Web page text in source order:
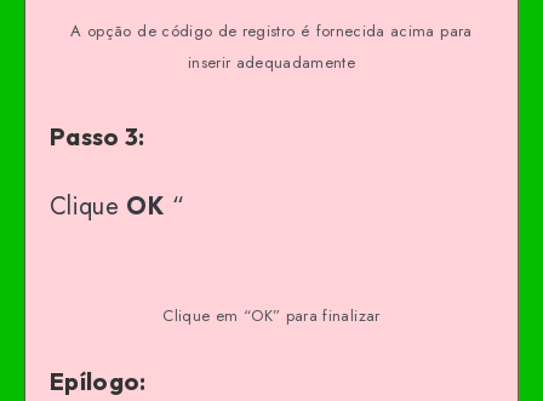
A opção de código de registro é fornecida acima para
inserir adequadamente
Passo 3:
Clique OK “
Clique em “OK” para finalizar
Epílogo: